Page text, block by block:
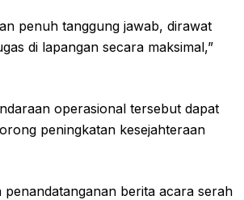
penuh tanggung jawab, dirawat
di lapangan secara maksimal,”
operasional tersebut dapat
peningkatan kesejahteraan
berita acara serah